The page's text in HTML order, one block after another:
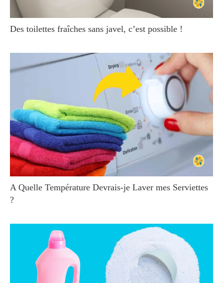
Des toilettes fraîches sans javel, c’est possible !
A Quelle Température Devrais-je Laver mes Serviettes
?